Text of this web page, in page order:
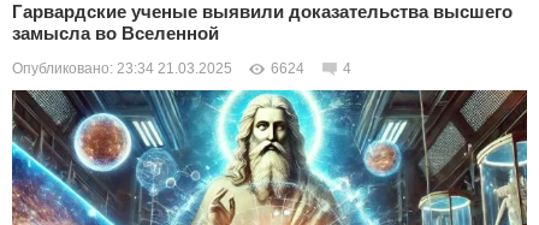
ПОЛИТИКА
ЭКОНОМИКА
В МИРЕ
ОБЩЕСТВО
Гарвардские ученые выявили доказательства высшего
замысла во Вселенной
Опубликовано: 23:34 21.03.2025 6624 4